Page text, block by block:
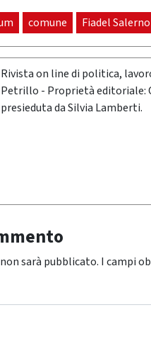
comune Fiadel Salerno
Rivista on line di politica,
Petrillo - Proprietà editoriale:
presieduta da Silvia Lamberti.
sarà pubblicato. I campi